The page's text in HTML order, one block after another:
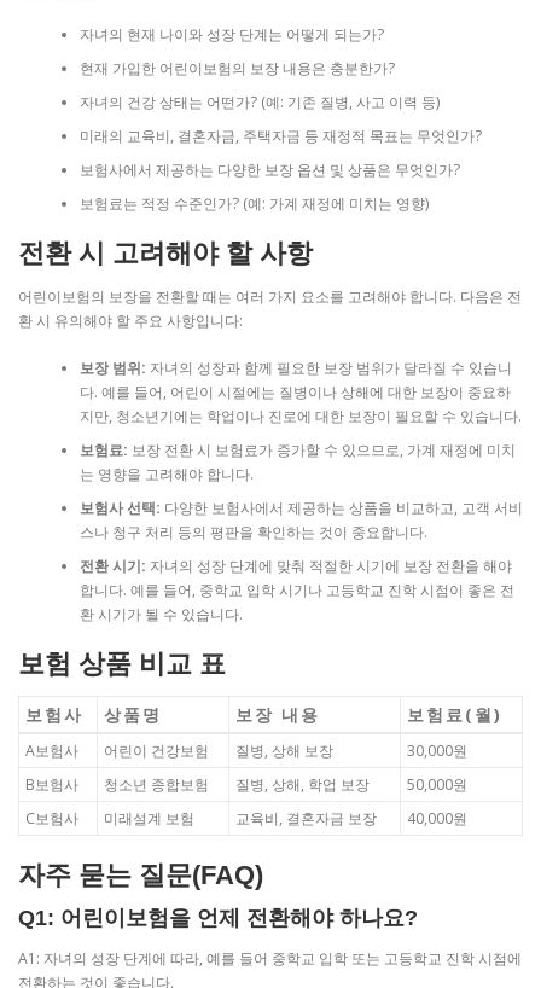
자녀의 현재 나이와 성장 단계는 어떻게 되는가?
현재 가입한 어린이보험의 보장 내용은 충분한가?
자녀의 건강 상태는 어떤가? (예: 기존 질병, 사고 이력 등)
미래의 교육비, 결혼자금, 주택자금 등 재정적 목표는 무엇인가?
보험사에서 제공하는 다양한 보장 옵션 및 상품은 무엇인가?
보험료는 적정 수준인가? (예: 가계 재정에 미치는 영향)
전환 시 고려해야 할 사항
어린이보험의 보장을 전환할 때는 여러 가지 요소를 고려해야 합니다. 다음은 전
환 시 유의해야 할 주요 사항입니다:
보장 범위: 자녀의 성장과 함께 필요한 보장 범위가 달라질 수 있습니
다. 예를 들어, 어린이 시절에는 질병이나 상해에 대한 보장이 중요하
지만, 청소년기에는 학업이나 진로에 대한 보장이 필요할 수 있습니다.
보험료: 보장 전환 시 보험료가 증가할 수 있으므로, 가계 재정에 미치
는 영향을 고려해야 합니다.
보험사 선택: 다양한 보험사에서 제공하는 상품을 비교하고, 고객 서비
스나 청구 처리 등의 평판을 확인하는 것이 중요합니다.
전환 시기: 자녀의 성장 단계에 맞춰 적절한 시기에 보장 전환을 해야
합니다. 예를 들어, 중학교 입학 시기나 고등학교 진학 시점이 좋은 전
환 시기가 될 수 있습니다.
보험 상품 비교 표
보험사 상품명 보장 내용 보험료(월)
A보험사 어린이 건강보험 질병, 상해 보장
30,000원
B보험사
청소년 종합보험 질병, 상해, 학업 보장
50,000원
C보험사
미래설계 보험 교육비, 결혼자금 보장 40,000원
자주 묻는 질문(FAQ)
Q1: 어린이보험을 언제 전환해야 하나요?
A1: 자녀의 성장 단계에 따라, 예를 들어 중학교 입학 또는 고등학교 진학 시점에
전환하는 것이 좋습니다.